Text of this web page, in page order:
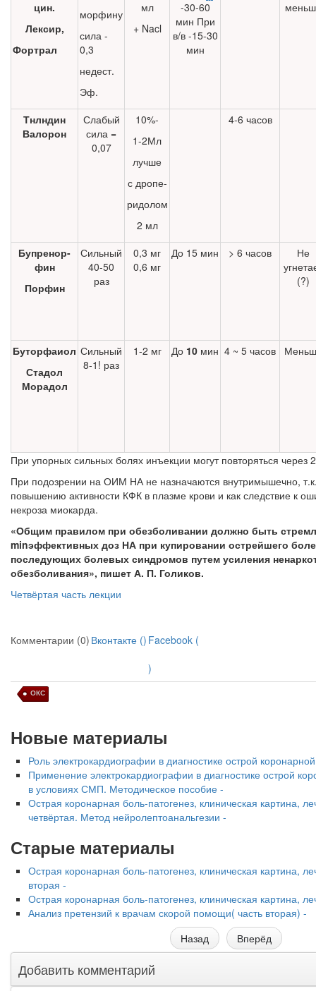
цин.
Лексир,
Фортрал
морфину
сила -
0,3
недест.
Эф.
мл
+ Nacl
-30-60
мин При
в/в -15-30
мин
Тнлндин
Валорон
Слабый
сила =
0,07
10%-
1-2Мл
лучше
с дропе-
ридолом
2 мл
4-6 часов
Бупренор-
фин
Порфин
Сильный
40-50
раз
0,3 мг
0,6 мг
До 15 мин > 6 часов
Не
(?)
Буторфаиол
Стадол
Морадол
Сильный
8-1! раз
1-2 мг До 10 мин 4 ~ 5 часов
При упорных сильных болях инъекции могут повторяться через
При подозрении на ОИМ НА не назначаются внутримышечно,
повышению активности КФК в плазме крови и как следс­твие к
некроза миокарда.
«Общим правилом при обезболивании должно быть
minэффективных доз НА при купировании острейшего
последующих болевых синдромов путем усиления
обезболивания», пишет А. П. Голиков.
Четвёртая часть лекции
Комментарии (0) Вконтакте () Facebook (
)
ОКС
Новые материалы
Роль электрокардиографии в диагностике острой
Применение электрокардиографии в диагностике острой
в условиях СМП. Методическое пособие -
Острая коронарная боль-патогенез, клиническая картина,
четвёртая. Метод нейролептоанальгезии -
Старые материалы
Острая коронарная боль-патогенез, клиническая картина,
вторая -
Острая коронарная боль-патогенез, клиническая картина,
Анализ претензий к врачам скорой помощи( часть вторая) -
Назад
Вперёд
Добавить комментарий